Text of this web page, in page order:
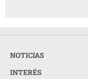
NOTICIAS
INTERÉS